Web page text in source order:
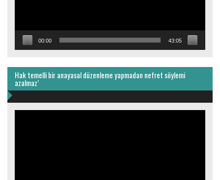
00:00 43:05
Hak temelli bir anayasal düzenleme yapmadan nefret söylemi
azalmaz’